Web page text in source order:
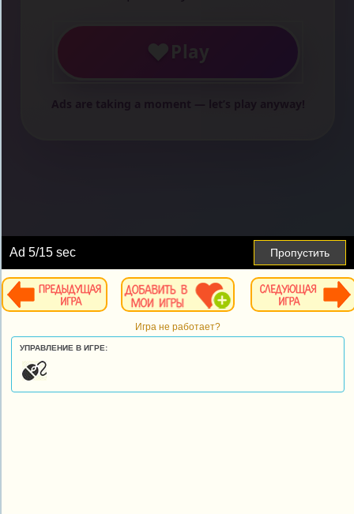
Ad6/15 sec Пропустить
Игра не работает?
УПРАВЛЕНИЕ В ИГРЕ: